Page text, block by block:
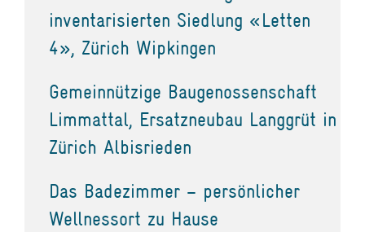
inventarisierten Siedlung «Letten
4», Zürich Wipkingen
Gemeinnützige Baugenossenschaft
Limmattal, Ersatzneubau Langgrüt in
Zürich Albisrieden
Das Badezimmer – persönlicher
Wellnessort zu Hause